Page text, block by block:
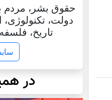
حقوق بشر، مردم
دولت،
تاریخ،
در